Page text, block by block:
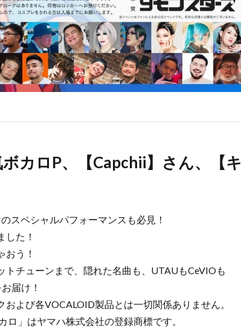
カロP、【Capchii】さん、【キ
スペシャルパフォーマンスも必見！
た！
おう！
チューンまで、隠れた名曲も、UTAUもCeVIOも
届け！
よび各VOCALOID製品とは一切関係ありません。
」はヤマハ株式会社の登録商標です。